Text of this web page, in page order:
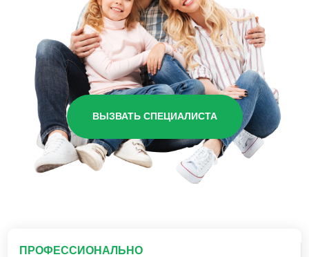
ВЫЗВАТЬ СПЕЦИАЛИСТА
ПРОФЕССИОНАЛЬНО